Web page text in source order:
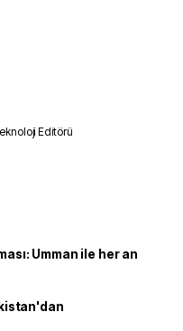
Editörü
Umman ile her an